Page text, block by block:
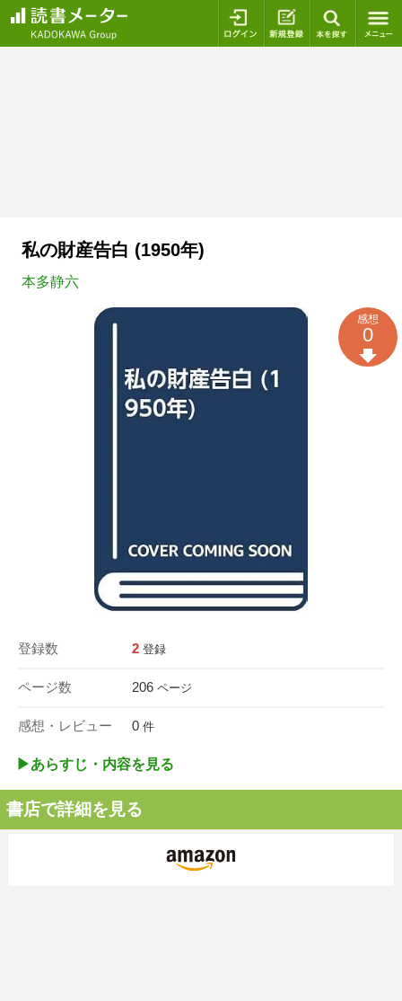
ログイン 新規登録
私の財産告白 (1950年)
本多静六
登録数 2 登録
ページ数 206 ページ
感想・レビュー 0 件
感想
0
▶︎あらすじ・内容を見る
書店で詳細を見る